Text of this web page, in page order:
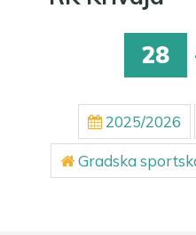
28
2025/2026
Gradska